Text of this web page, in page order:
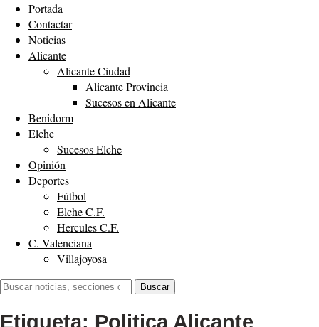
Portada
Contactar
Noticias
Alicante
Alicante Ciudad
Alicante Provincia
Sucesos en Alicante
Benidorm
Elche
Sucesos Elche
Opinión
Deportes
Fútbol
Elche C.F.
Hercules C.F.
C. Valenciana
Villajoyosa
Buscar:
Buscar
Etiqueta: Politica Alicante